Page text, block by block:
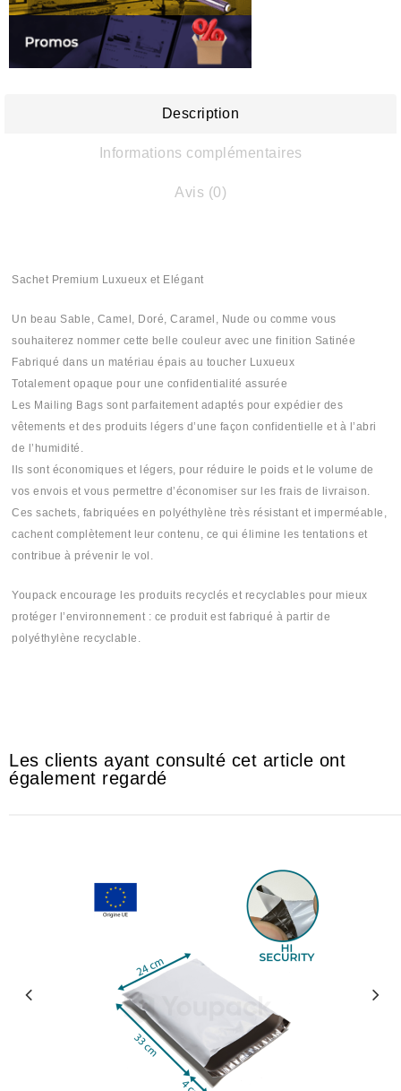
Description
Informations complémentaires
Avis (0)
Sachet Premium Luxueux et Elégant
Un beau Sable, Camel, Doré, Caramel, Nude ou comme vous
souhaiterez nommer cette belle couleur avec une finition Satinée
Fabriqué dans un matériau épais au toucher Luxueux
Totalement opaque pour une confidentialité assurée
Les Mailing Bags sont parfaitement adaptés pour expédier des
vêtements et des produits légers d’une façon confidentielle et à l’abri
de l’humidité.
Ils sont économiques et légers, pour réduire le poids et le volume de
vos envois et vous permettre d’économiser sur les frais de livraison.
Ces sachets, fabriquées en polyéthylène très résistant et imperméable,
cachent complètement leur contenu, ce qui élimine les tentations et
contribue à prévenir le vol.
Youpack encourage les produits recyclés et recyclables pour mieux
protéger l’environnement : ce produit est fabriqué à partir de
polyéthylène recyclable.
Les clients ayant consulté cet article ont
également regardé